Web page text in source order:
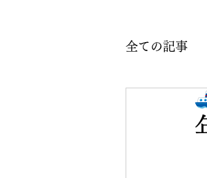
全ての記事
森薫広